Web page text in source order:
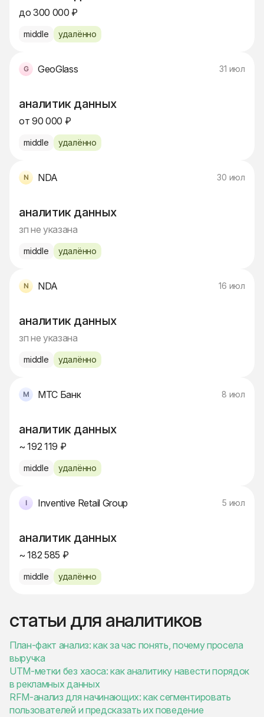
до 300 000 ₽
middle удалённо
GeoGlass 31 июл
аналитик данных
от 90 000 ₽
middle удалённо
NDA 30 июл
аналитик данных
зп не указана
middle удалённо
NDA 16 июл
аналитик данных
зп не указана
middle удалённо
МТС Банк 8 июл
аналитик данных
~ 192 119 ₽
middle удалённо
Inventive Retail Group 5 июл
аналитик данных
~ 182 585 ₽
middle удалённо
статьи для аналитиков
План-факт анализ: как за час понять, почему просела
выручка
UTM-метки без хаоса: как аналитику навести порядок
в рекламных данных
RFM-анализ для начинающих: как сегментировать
пользователей и предсказать их поведение